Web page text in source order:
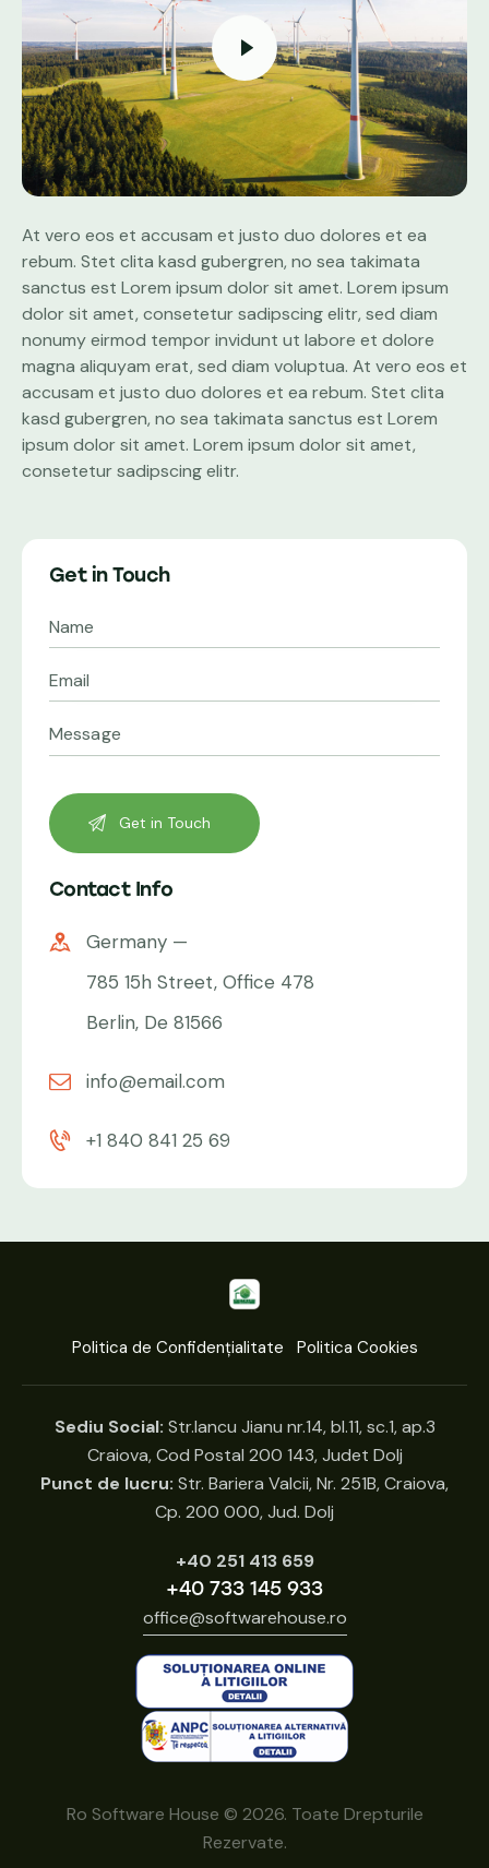
At vero eos et accusam et justo duo dolores et ea
rebum. Stet clita kasd gubergren, no sea takimata
sanctus est Lorem ipsum dolor sit amet. Lorem ipsum
dolor sit amet, consetetur sadipscing elitr, sed diam
nonumy eirmod tempor invidunt ut labore et dolore
magna aliquyam erat, sed diam voluptua. At vero eos et
accusam et justo duo dolores et ea rebum. Stet clita
kasd gubergren, no sea takimata sanctus est Lorem
ipsum dolor sit amet. Lorem ipsum dolor sit amet,
consetetur sadipscing elitr.
Get in Touch
Contact Info
Germany —
785 15h Street, Office 478
Berlin, De 81566
info@email.com
+1 840 841 25 69
Politica de Confidențialitate Politica Cookies
Sediu Social: Str.Iancu Jianu nr.14, bl.11, sc.1, ap.3
Craiova, Cod Postal 200 143, Judet Dolj
Punct de lucru: Str. Bariera Valcii, Nr. 251B, Craiova,
Cp. 200 000, Jud. Dolj
+40 251 413 659
+40 733 145 933
office@softwarehouse.ro
Ro Software House © 2026. Toate Drepturile
Rezervate.